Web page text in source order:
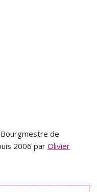
de
2006 par Olivier